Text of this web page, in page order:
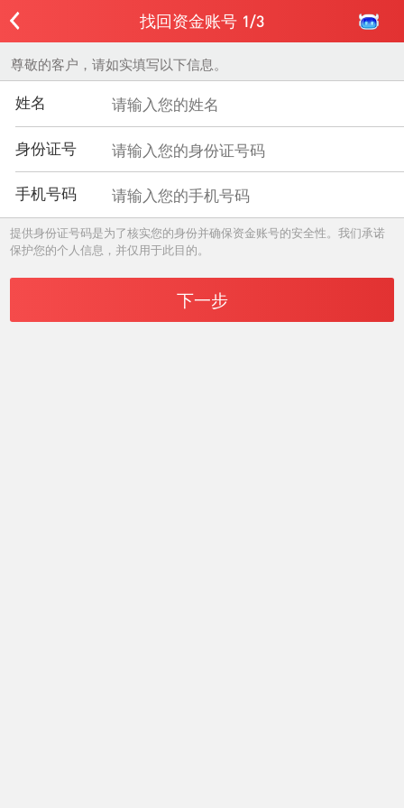
找回资金账号 1/3
尊敬的客户，请如实填写以下信息。
姓名
身份证号
手机号码
提供身份证号码是为了核实您的身份并确保资金账号的安全性。我们承诺
保护您的个人信息，并仅用于此目的。
下一步